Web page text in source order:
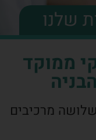
שלנו
ממוקד
מרכיבים